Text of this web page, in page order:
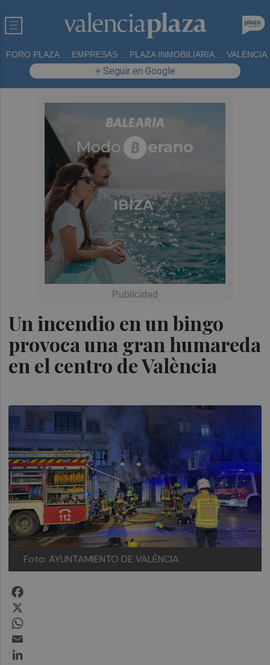
FORO PLAZA EMPRESAS PLAZA INMOBILIARIA VALÈNCIA
+ Seguir en Google
Un incendio en un bingo
provoca una gran humareda
en el centro de València
Foto: AYUNTAMIENTO DE VALÈNCIA